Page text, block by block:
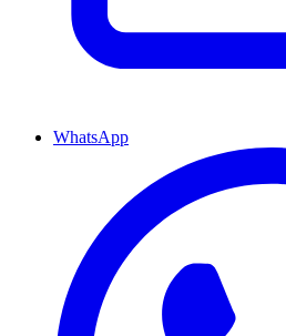
WhatsApp